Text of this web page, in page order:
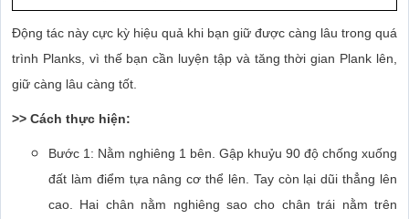
Động tác này cực kỳ hiệu quả khi bạn giữ được càng lâu trong quá
trình Planks, vì thế bạn cần luyện tập và tăng thời gian Plank lên,
giữ càng lâu càng tốt.
>> Cách thực hiện:
Bước 1: Nằm nghiêng 1 bên. Gập khuỷu 90 độ chống xuống
đất làm điểm tựa nâng cơ thể lên. Tay còn lại dũi thẳng lên
cao. Hai chân nằm nghiêng sao cho chân trái nằm trên